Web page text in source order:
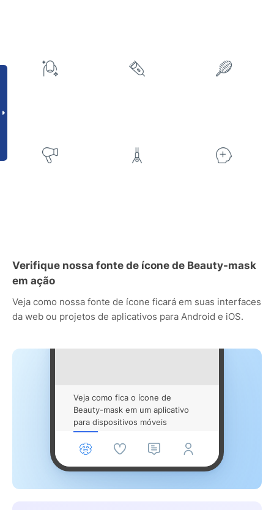
Verifique nossa fonte de ícone de Beauty-mask
em ação
Veja como nossa fonte de ícone ficará em suas interfaces
da web ou projetos de aplicativos para Android e iOS.
Veja como fica o ícone de
Beauty-mask em um aplicativo
para dispositivos móveis